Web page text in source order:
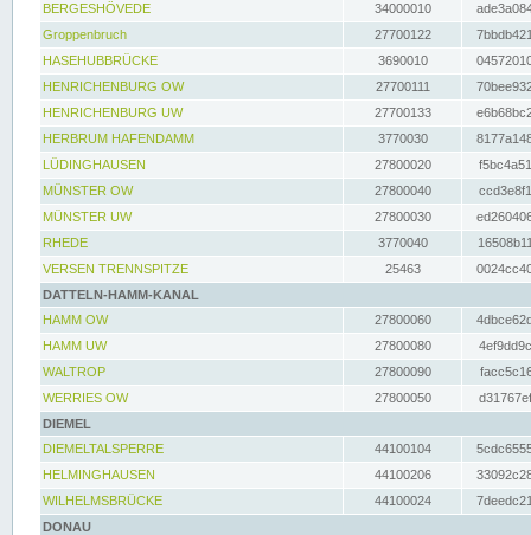
BERGESHÖVEDE
34000010
Groppenbruch
27700122
HASEHUBBRÜCKE
3690010
HENRICHENBURG OW
27700111
HENRICHENBURG UW
27700133
HERBRUM HAFENDAMM
3770030
LÜDINGHAUSEN
27800020
MÜNSTER OW
27800040
MÜNSTER UW
27800030
RHEDE
3770040
VERSEN TRENNSPITZE
25463
DATTELN-HAMM-KANAL
HAMM OW
27800060
HAMM UW
27800080
WALTROP
27800090
WERRIES OW
27800050
DIEMEL
DIEMELTALSPERRE
44100104
HELMINGHAUSEN
44100206
WILHELMSBRÜCKE
44100024
DONAU